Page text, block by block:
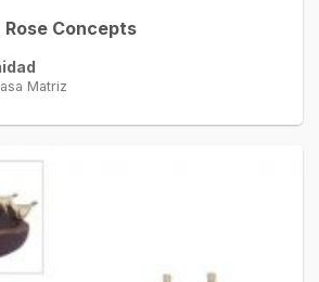
Rose Concepts
Matriz